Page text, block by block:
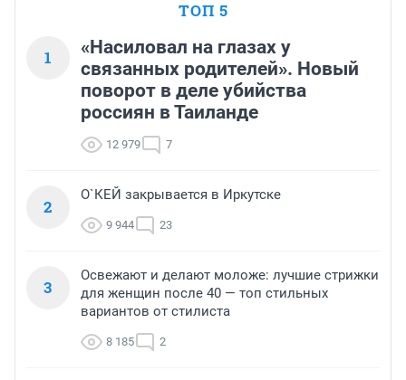
ТОП 5
1
«Насиловал на глазах у
связанных родителей». Новый
поворот в деле убийства
россиян в Таиланде
12 979 7
2
О`КЕЙ закрывается в Иркутске
9 944 23
3
Освежают и делают моложе: лучшие стрижки
для женщин после 40 — топ стильных
вариантов от стилиста
8 185 2